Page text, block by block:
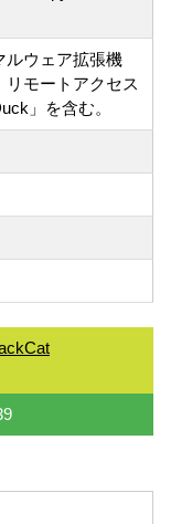
ルウェア拡張機
モートアクセス
」を含む。